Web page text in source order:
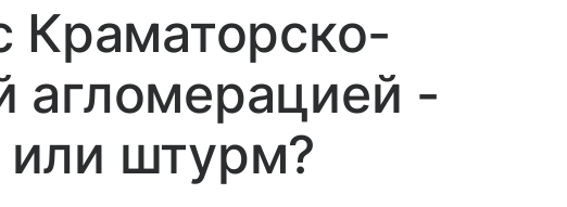
Краматорско-
агломерацией -
штурм?